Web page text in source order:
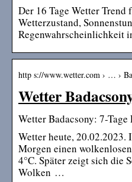
Der 16 Tage Wetter Trend
Wetterzustand,
Regenwahrscheinlichkeit
http s://www.wetter.com › … ›
Wetter
Wetter Badacsony: 7-Tage
Wetter heute, 20.02.2023.
Morgen einen
4°C. Später zeigt sich die
Wolken …